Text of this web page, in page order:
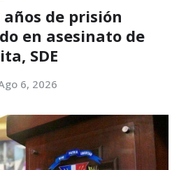
años de prisión
en asesinato de
SDE
6, 2026